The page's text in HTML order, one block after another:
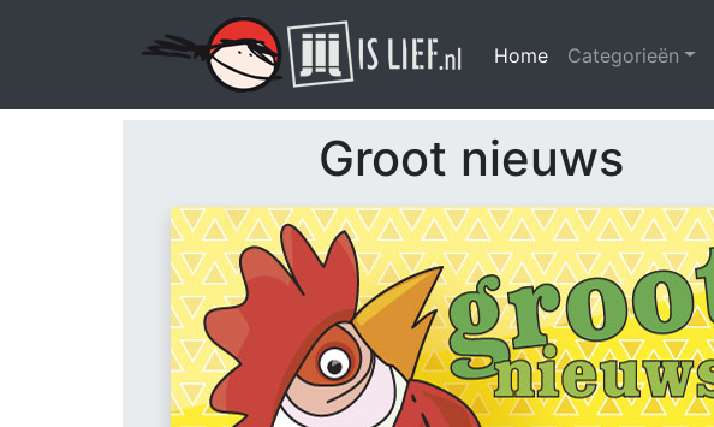
Home (huidige)
Categorieën
Groot nieuws